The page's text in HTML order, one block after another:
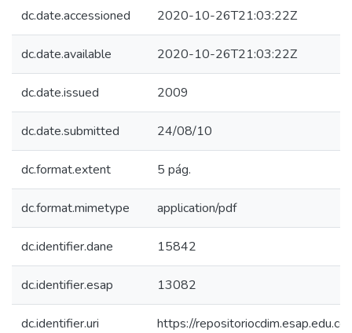
dc.date.accessioned 2020-10-26T21:03:22Z
dc.date.available 2020-10-26T21:03:22Z
dc.date.issued 2009
dc.date.submitted 24/08/10
dc.format.extent 5 pág.
dc.format.mimetype application/pdf
dc.identifier.dane 15842
dc.identifier.esap 13082
dc.identifier.uri https://